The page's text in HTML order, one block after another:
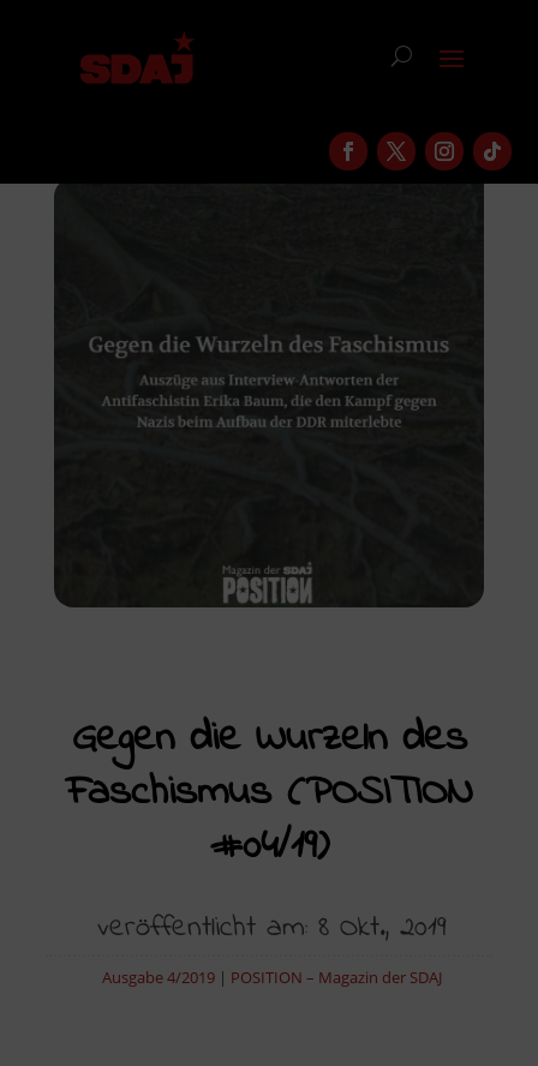
Gegen die Wurzeln des
Faschismus (POSITION
#04/19)
veröffentlicht am: 8 Okt., 2019
Ausgabe 4/2019 | POSITION – Magazin der SDAJ